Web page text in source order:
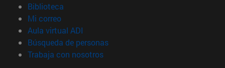
Biblioteca
Mi correo(abre en nueva ventana)
Aula virtual ADI
Búsqueda de personas(abre en nueva ventana)
Trabaja con nosotros(abre en nueva ventana)